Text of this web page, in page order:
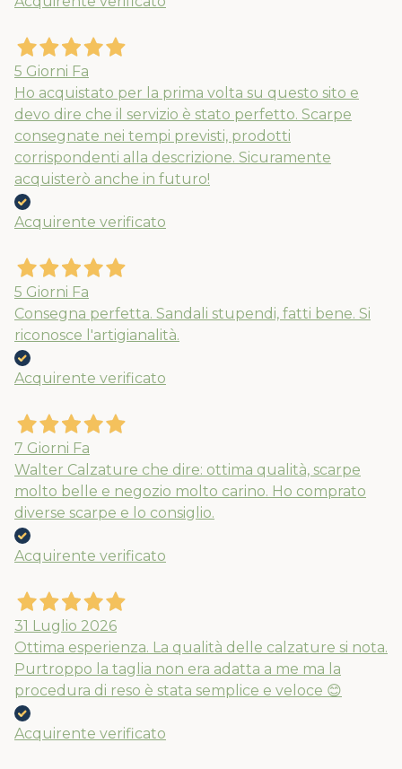
5 Giorni Fa
Ho acquistato per la prima volta su questo sito e
devo dire che il servizio è stato perfetto. Scarpe
consegnate nei tempi previsti, prodotti
corrispondenti alla descrizione. Sicuramente
acquisterò anche in futuro!
Acquirente verificato
5 Giorni Fa
Consegna perfetta. Sandali stupendi, fatti bene. Si
riconosce l'artigianalità.
Acquirente verificato
7 Giorni Fa
Walter Calzature che dire: ottima qualità, scarpe
molto belle e negozio molto carino. Ho comprato
diverse scarpe e lo consiglio.
Acquirente verificato
31 Luglio 2026
Ottima esperienza. La qualità delle calzature si nota.
Purtroppo la taglia non era adatta a me ma la
procedura di reso è stata semplice e veloce 😊
Acquirente verificato